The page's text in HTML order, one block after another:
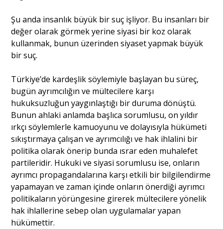
Şu anda insanlık büyük bir suç işliyor. Bu insanları bir
değer olarak görmek yerine siyasi bir koz olarak
kullanmak, bunun üzerinden siyaset yapmak büyük
bir suç.
Türkiye’de kardeşlik söylemiyle başlayan bu süreç,
bugün ayrımcılığın ve mültecilere karşı
hukuksuzluğun yaygınlaştığı bir duruma dönüştü.
Bunun ahlaki anlamda başlıca sorumlusu, on yıldır
ırkçı söylemlerle kamuoyunu ve dolayısıyla hükümeti
sıkıştırmaya çalışan ve ayrımcılığı ve hak ihlalini bir
politika olarak önerip bunda ısrar eden muhalefet
partileridir. Hukuki ve siyasi sorumlusu ise, onların
ayrımcı propagandalarına karşı etkili bir bilgilendirme
yapamayan ve zaman içinde onların önerdiği ayrımcı
politikaların yörüngesine girerek mültecilere yönelik
hak ihlallerine sebep olan uygulamalar yapan
hükümettir.